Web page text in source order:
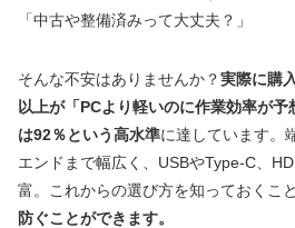
「中古や整備済みって大丈夫？」
そんな不安はありませんか？実際に購
以上が「PCより軽いのに作業効率が
は92％という高水準に達しています。
エンドまで幅広く、USBやType-C、
富。これからの選び方を知っておくこと
防ぐことができます。